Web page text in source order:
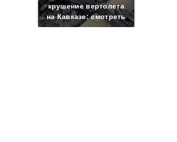
крушение вертолета
на Кавказе: смотреть